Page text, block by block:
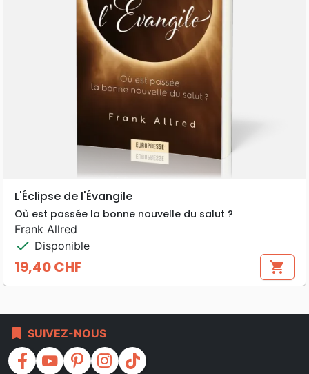
L'Éclipse de l'Évangile
Où est passée la bonne nouvelle du salut ?
Frank Allred
check Disponible
Prix
19,40 CHF shopping_cart
bookmark SUIVEZ-NOUS
facebook youtube pinterest instagram
tiktok